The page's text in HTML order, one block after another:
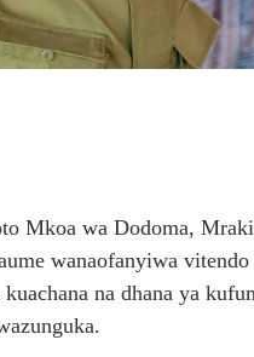
TARURA KWA
YATOA WITO KUHUSU
PSSSF,NSSF,WCF NA
AHAMASISHA WANANCHI
Mkoa wa Dodoma,
wanaofanyiwa
na dhana ya